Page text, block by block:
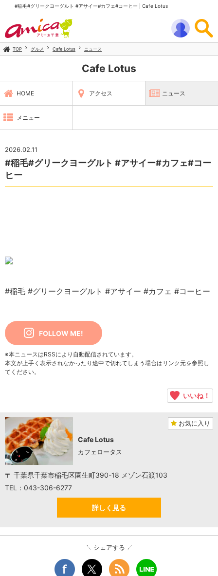
#稲毛#グリークヨーグルト #アサイー#カフェ#コーヒー | Cafe Lotus
TOP グルメ Cafe Lotus ニュース
Cafe Lotus
HOME アクセス ニュース
メニュー
2026.02.11
#稲毛#グリークヨーグルト #アサイー#カフェ#コー
ヒー
#稲毛 #グリークヨーグルト #アサイー #カフェ #コーヒー
FOLLOW ME!
※本ニュースはRSSにより自動配信されています。
本文が上手く表示されなかったり途中で切れてしまう場合はリンク元を参照し
てください。
いいね！
お気に入り
Cafe Lotus
カフェロータス
〒 千葉県千葉市稲毛区園生町390-18 メゾン石渡103
TEL：043-306-6277
詳しく見る
シェアする